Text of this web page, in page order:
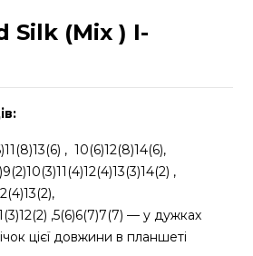
Silk (Mix ) I-
, 10(6)12(8)14(6),
,
,5(6)6(7)7(7) — у дужках
цієї довжини в планшеті